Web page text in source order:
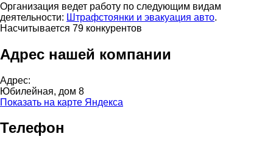
Организация ведет работу по следующим видам
деятельности: Штрафстоянки и эвакуация авто.
Насчитывается 79 конкурентов
Адрес нашей компании
Адрес:
Юбилейная, дом 8
Показать на карте Яндекса
Телефон